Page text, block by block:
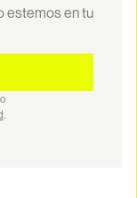
estemos en tu
.